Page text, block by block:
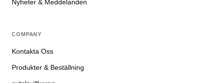
Nyheter & Meddelanden
COMPANY
Kontakta Oss
Produkter & Beställning